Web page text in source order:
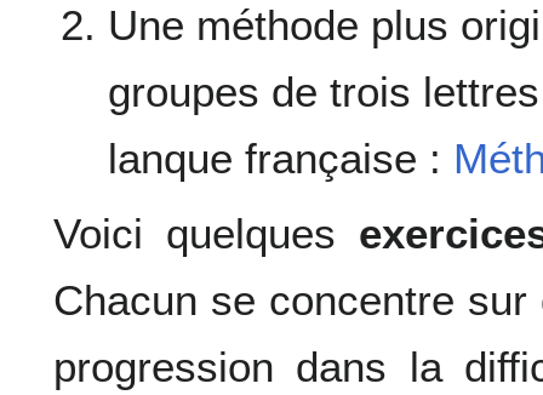
Une méthode plus
groupes de trois
lanque française :
Voici quelques
Chacun se concentre
progression dans la